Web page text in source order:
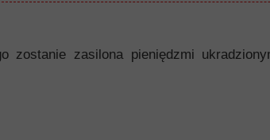
zostanie zasilona pieniędzmi